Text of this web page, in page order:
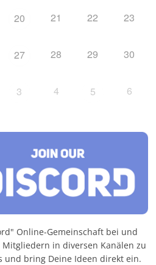
20 21 22 23
27 28 29 30
3 4 5 6
Online-Gemeinschaft bei und
in diversen Kanälen zu
und bring Deine Ideen direkt ein.